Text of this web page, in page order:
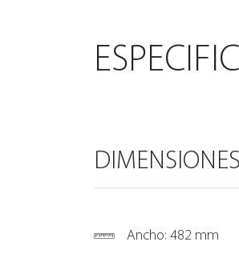
DIMENSIONES
Ancho: 482 mm